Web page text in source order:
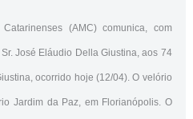
(AMC) comunica, com
José Eláudio Della Giustina, aos 74
ocorrido hoje (12/04). O velório
Jardim da Paz, em Florianópolis. O